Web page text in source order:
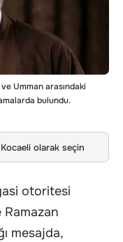
Umman arasındaki
bulundu.
olarak seçin
otoritesi
Ramazan
mesajda,